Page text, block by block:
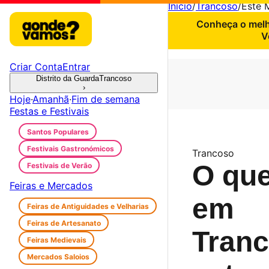
Início/Trancoso/Este
Conheça o
Trancoso
O
em
Criar ContaEntrar
Distrito da GuardaTrancoso
›
Hoje·Amanhã·Fim de semana
Festas e Festivais
Santos Populares
Festivais Gastronómicos
Festivais de Verão
Feiras e Mercados
Feiras de Antiguidades e Velharias
Feiras de Artesanato
Feiras Medievais
Mercados Saloios